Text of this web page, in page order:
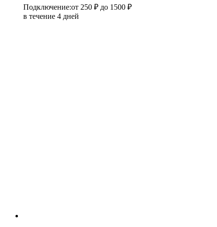
Подключение:от 250 ₽ до 1500 ₽
в течение 4 дней